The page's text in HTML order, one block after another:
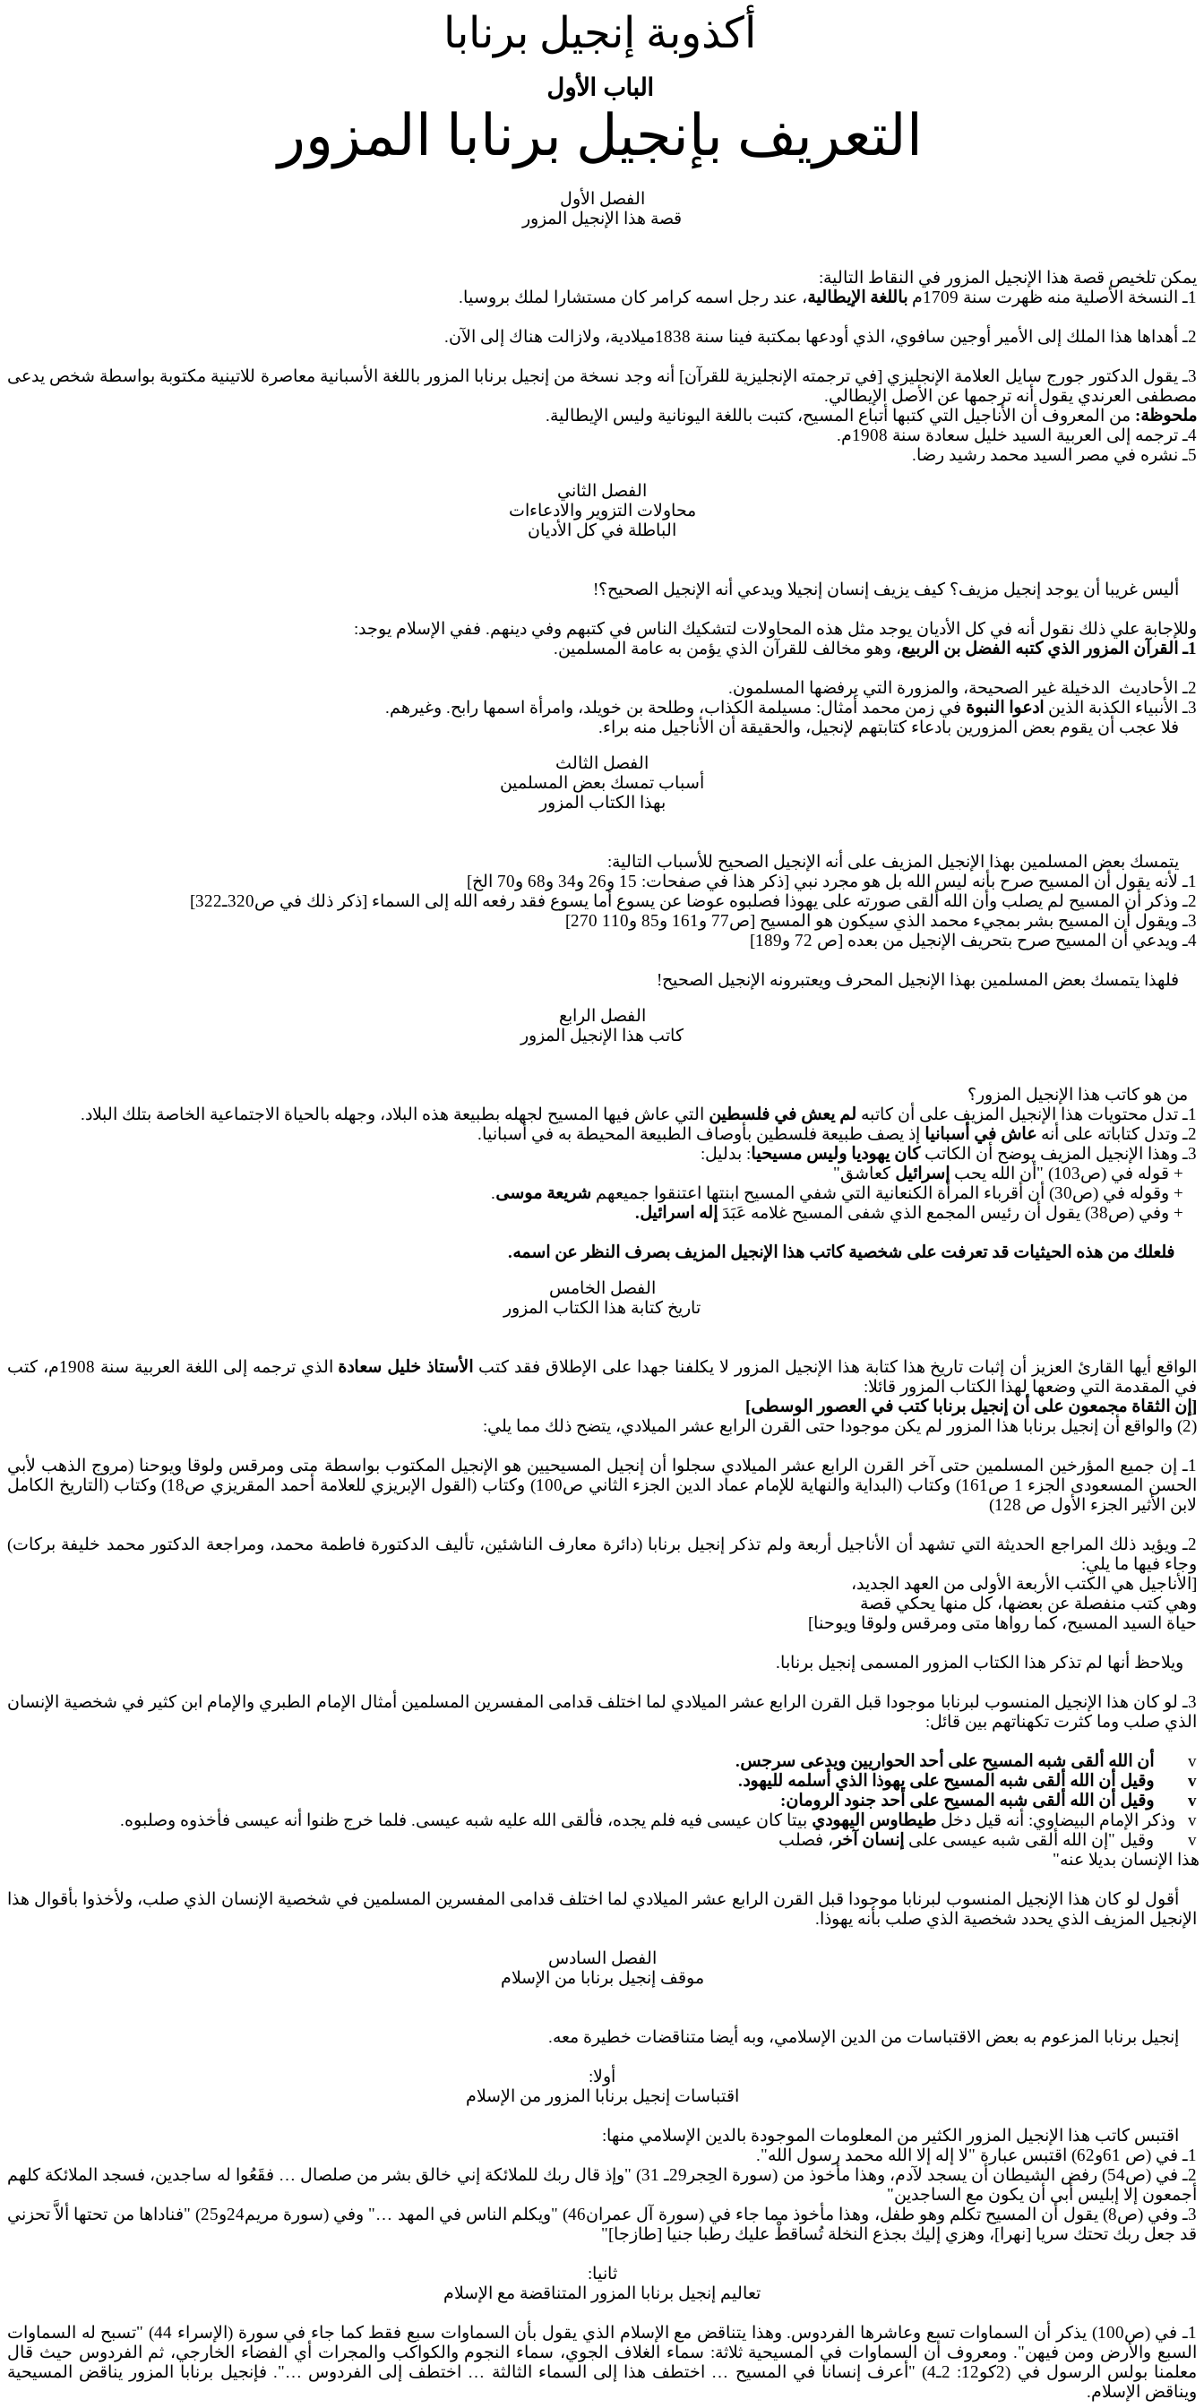
أكذوبة إنجيل برنابا
الباب الأول
التعريف بإنجيل برنابا المزور
الفصل الأول
قصة هذا الإنجيل المزور
يمكن تلخيص قصة هذا الإنجيل المزور في النقاط التالية:
1ـ النسخة الأصلية منه ظهرت سنة 1709م
باللغة الإيطالية، عند رجل اسمه كرامر كان مستشارا لملك بروسيا.
2ـ أهداها هذا الملك إلى الأمير أوجين سافوي، الذي أودعها بمكتبة فينا سنة 1838ميلادية، ولازالت هناك إلى الآن.
3ـ يقول الدكتور جورج سايل العلامة الإنجليزي [في ترجمته الإنجليزية للقرآن] أنه وجد نسخة من إنجيل برنابا المزور باللغة الأسبانية معاصرة للاتينية مكتوبة بواسطة شخص يدعى
مصطفى العرندي يقول أنه ترجمها عن الأصل الإيطالي.
ملحوظة: من المعروف أن الأناجيل التي كتبها أتباع المسيح، كتبت باللغة اليونانية وليس الإيطالية.
4ـ ترجمه إلى العربية السيد خليل سعادة سنة 1908م.
5ـ نشره في مصر السيد محمد رشيد رضا.
الفصل الثاني
محاولات التزوير والادعاءات
الباطلة في كل الأديان
أليس غريبا أن يوجد إنجيل مزيف؟ كيف يزيف إنسان إنجيلا ويدعي أنه الإنجيل الصحيح؟!
وللإجابة علي ذلك نقول أنه في كل الأديان يوجد مثل هذه المحاولات لتشكيك الناس في كتبهم وفي دينهم. ففي الإسلام يوجد:
1ـ القرآن المزور الذي كتبه الفضل بن الربيع
، وهو مخالف للقرآن الذي يؤمن به عامة المسلمين.
2ـ الأحاديث الدخيلة غير الصحيحة، والمزورة التي يرفضها المسلمون.
3ـ الأنبياء الكذبة الذين
ادعوا النبوة في زمن محمد أمثال: مسيلمة الكذاب، وطلحة بن خويلد، وامرأة اسمها رابح. وغيرهم.
فلا عجب أن يقوم بعض المزورين بادعاء كتابتهم لإنجيل، والحقيقة أن الأناجيل منه براء.
الفصل الثالث
أسباب تمسك بعض المسلمين
بهذا الكتاب المزور
يتمسك بعض المسلمين بهذا الإنجيل المزيف على أنه الإنجيل الصحيح للأسباب التالية:
1ـ لأنه يقول أن المسيح صرح بأنه ليس الله بل هو مجرد نبي [ذكر هذا في صفحات: 15 و26 و34 و68 و70 الخ]
2ـ وذكر أن المسيح لم يصلب وأن الله ألقى صورته على يهوذا فصلبوه عوضا عن يسوع أما يسوع فقد رفعه الله إلى السماء [ذكر ذلك في ص320ـ322]
3ـ ويقول أن المسيح بشر بمجيء محمد الذي سيكون هو المسيح [ص77 و161 و85 و110 270]
4ـ ويدعي أن المسيح صرح بتحريف الإنجيل من بعده [ص 72 و189]
فلهذا يتمسك بعض المسلمين بهذا الإنجيل المحرف ويعتبرونه الإنجيل الصحيح!
الفصل الرابع
كاتب هذا الإنجيل المزور
من هو كاتب هذا الإنجيل المزور؟
1ـ تدل محتويات هذا الإنجيل المزيف على أن كاتبه
لم يعش في فلسطين التي عاش فيها المسيح لجهله بطبيعة هذه البلاد، وجهله بالحياة الاجتماعية الخاصة بتلك البلاد.
2ـ وتدل كتاباته على أنه
عاش في أسبانيا إذ يصف طبيعة فلسطين بأوصاف الطبيعة المحيطة به في أسبانيا.
3ـ وهذا الإنجيل المزيف يوضح أن الكاتب
كان يهوديا وليس مسيحيا: بدليل:
+ قوله في (ص103) "أن الله يحب
إسرائيل كعاشق"
+ وقوله في (ص30) أن أقرباء المرأة الكنعانية التي شفي المسيح ابنتها اعتنقوا جميعهم
شريعة موسى.
+ وفي (ص38) يقول أن رئيس المجمع الذي شفى المسيح غلامه عَبَدَ
إله اسرائيل.
فلعلك من هذه الحيثيات قد تعرفت على شخصية كاتب هذا الإنجيل المزيف بصرف النظر عن اسمه.
الفصل الخامس
تاريخ كتابة هذا الكتاب المزور
الواقع أيها القارئ العزيز أن إثبات تاريخ هذا كتابة هذا الإنجيل المزور لا يكلفنا جهدا على الإطلاق فقد كتب الأستاذ خليل سعادة
الذي ترجمه إلى اللغة العربية سنة 1908م، كتب
في المقدمة التي وضعها لهذا الكتاب المزور قائلا:
[إن الثقاة مجمعون على أن إنجيل برنابا كتب في العصور الوسطى]
(2) والواقع أن إنجيل برنابا هذا المزور لم يكن موجودا حتى القرن الرابع عشر الميلادي، يتضح ذلك مما يلي:
1ـ إن جميع المؤرخين المسلمين حتى آخر القرن الرابع عشر الميلادي سجلوا أن إنجيل المسيحيين هو الإنجيل المكتوب بواسطة متى ومرقس ولوقا ويوحنا (مروج الذهب لأبي
الحسن المسعودى الجزء 1 ص161) وكتاب (البداية والنهاية للإمام عماد الدين الجزء الثاني ص100) وكتاب (القول الإبريزي للعلامة أحمد المقريزي ص18) وكتاب (التاريخ الكامل
لابن الأثير الجزء الأول ص 128)
2ـ ويؤيد ذلك المراجع الحديثة التي تشهد أن الأناجيل أربعة ولم تذكر إنجيل برنابا (دائرة معارف الناشئين، تأليف الدكتورة فاطمة محمد، ومراجعة الدكتور محمد خليفة بركات)
وجاء فيها ما يلي:
[الأناجيل هي الكتب الأربعة الأولى من العهد الجديد،
وهي كتب منفصلة عن بعضها، كل منها يحكي قصة
حياة السيد المسيح، كما رواها متى ومرقس ولوقا ويوحنا]
ويلاحظ أنها لم تذكر هذا الكتاب المزور المسمى إنجيل برنابا.
3ـ لو كان هذا الإنجيل المنسوب لبرنابا موجودا قبل القرن الرابع عشر الميلادي لما اختلف قدامى المفسرين المسلمين أمثال الإمام الطبري والإمام ابن كثير في شخصية الإنسان
الذي صلب وما كثرت تكهناتهم بين قائل:
v
أن الله ألقى شبه المسيح على أحد الحواريين ويدعى سرجس.
v
وقيل أن الله ألقى شبه المسيح على يهوذا الذي أسلمه لليهود.
v
وقيل أن الله ألقى شبه المسيح على أحد جنود الرومان:
v
وذكر الإمام البيضاوي: أنه قيل دخل طيطاوس اليهودي بيتا كان عيسى فيه فلم يجده، فألقى الله عليه شبه عيسى. فلما خرج ظنوا أنه عيسى فأخذوه وصلبوه.
v
وقيل "إن الله ألقى شبه عيسى على إنسان آخر ، فصلب
هذا الإنسان بديلا عنه"
أقول لو كان هذا الإنجيل المنسوب لبرنابا موجودا قبل القرن الرابع عشر الميلادي لما اختلف قدامى المفسرين المسلمين في شخصية الإنسان الذي صلب، ولأخذوا بأقوال هذا
الإنجيل المزيف الذي يحدد شخصية الذي صلب بأنه يهوذا.
الفصل السادس
موقف إنجيل برنابا من الإسلام
إنجيل برنابا المزعوم به بعض الاقتباسات من الدين الإسلامي، وبه أيضا متناقضات خطيرة معه.
أولا:
اقتباسات إنجيل برنابا المزور من الإسلام
اقتبس كاتب هذا الإنجيل المزور الكثير من المعلومات الموجودة بالدين الإسلامي منها:
1ـ في (ص 61و62) اقتبس عبارة "لا إله إلا الله محمد رسول الله".
2ـ في (ص54) رفض الشيطان أن يسجد لآدم، وهذا مأخوذ من (سورة الحِجر29ـ 31) "وإذ قال ربك للملائكة إني خالق بشر من صلصال
… فقَعُوا له ساجدين، فسجد الملائكة كلهم
أجمعون إلا إبليس أبى أن يكون مع الساجدين"
3ـ وفي (ص8) يقول أن المسيح تكلم وهو طفل، وهذا مأخوذ مما جاء في (سورة آل عمران46) "ويكلم الناس في المهد
…
" وفي (سورة مريم24و25) "فناداها من تحتها ألاَّ تحزني
قد جعل ربك تحتك سريا [نهرا]، وهزي إليك بجذع النخلة تُساقطْ عليك رطبا جنيا [طازجا]"
ثانيا:
تعاليم إنجيل برنابا المزور المتناقضة مع الإسلام
1ـ في (ص100) يذكر أن السماوات تسع وعاشرها الفردوس. وهذا يتناقض مع الإسلام الذي يقول بأن السماوات سبع فقط كما جاء في سورة (الإسراء 44) "تسبح له السماوات
السبع والأرض ومن فيهن". ومعروف أن السماوات في المسيحية ثلاثة: سماء الغلاف الجوي، سماء النجوم والكواكب والمجرات أي الفضاء الخارجي، ثم الفردوس حيث قال
معلمنا بولس الرسول في (2كو12: 2ـ4) "أعرف إنسانا في المسيح
… اختطف هذا إلى السماء الثالثة … اختطف إلى الفردوس …". فإنجيل برنابا المزور يناقض المسيحية
ويناقض الإسلام.